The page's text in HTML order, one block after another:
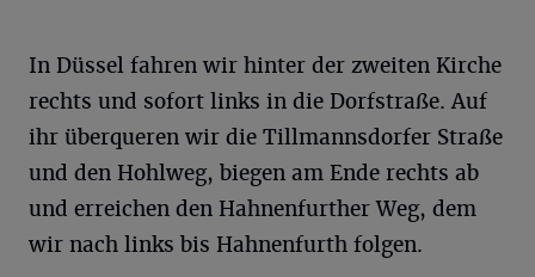
In Düssel fahren wir hinter der zweiten Kirche
rechts und sofort links in die Dorfstraße. Auf
ihr überqueren wir die Tillmannsdorfer Straße
und den Hohlweg, biegen am Ende rechts ab
und erreichen den Hahnenfurther Weg, dem
wir nach links bis Hahnenfurth folgen.